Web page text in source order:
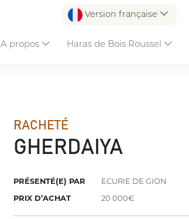
Version française
A propos Haras de Bois Roussel
RACHETÉ
GHERDAIYA
PRÉSENTÉ(E) PAR
ECURIE DE GION
PRIX D’ACHAT
20 000€